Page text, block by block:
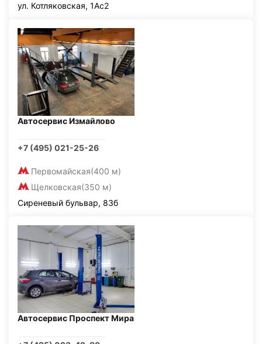
ул. Котляковская, 1Ас2
Автосервис Измайлово
+7 (495) 021-25-26
Первомайская(400 м)
Щелковская(350 м)
Сиреневый бульвар, 83б
Автосервис Проспект Мира